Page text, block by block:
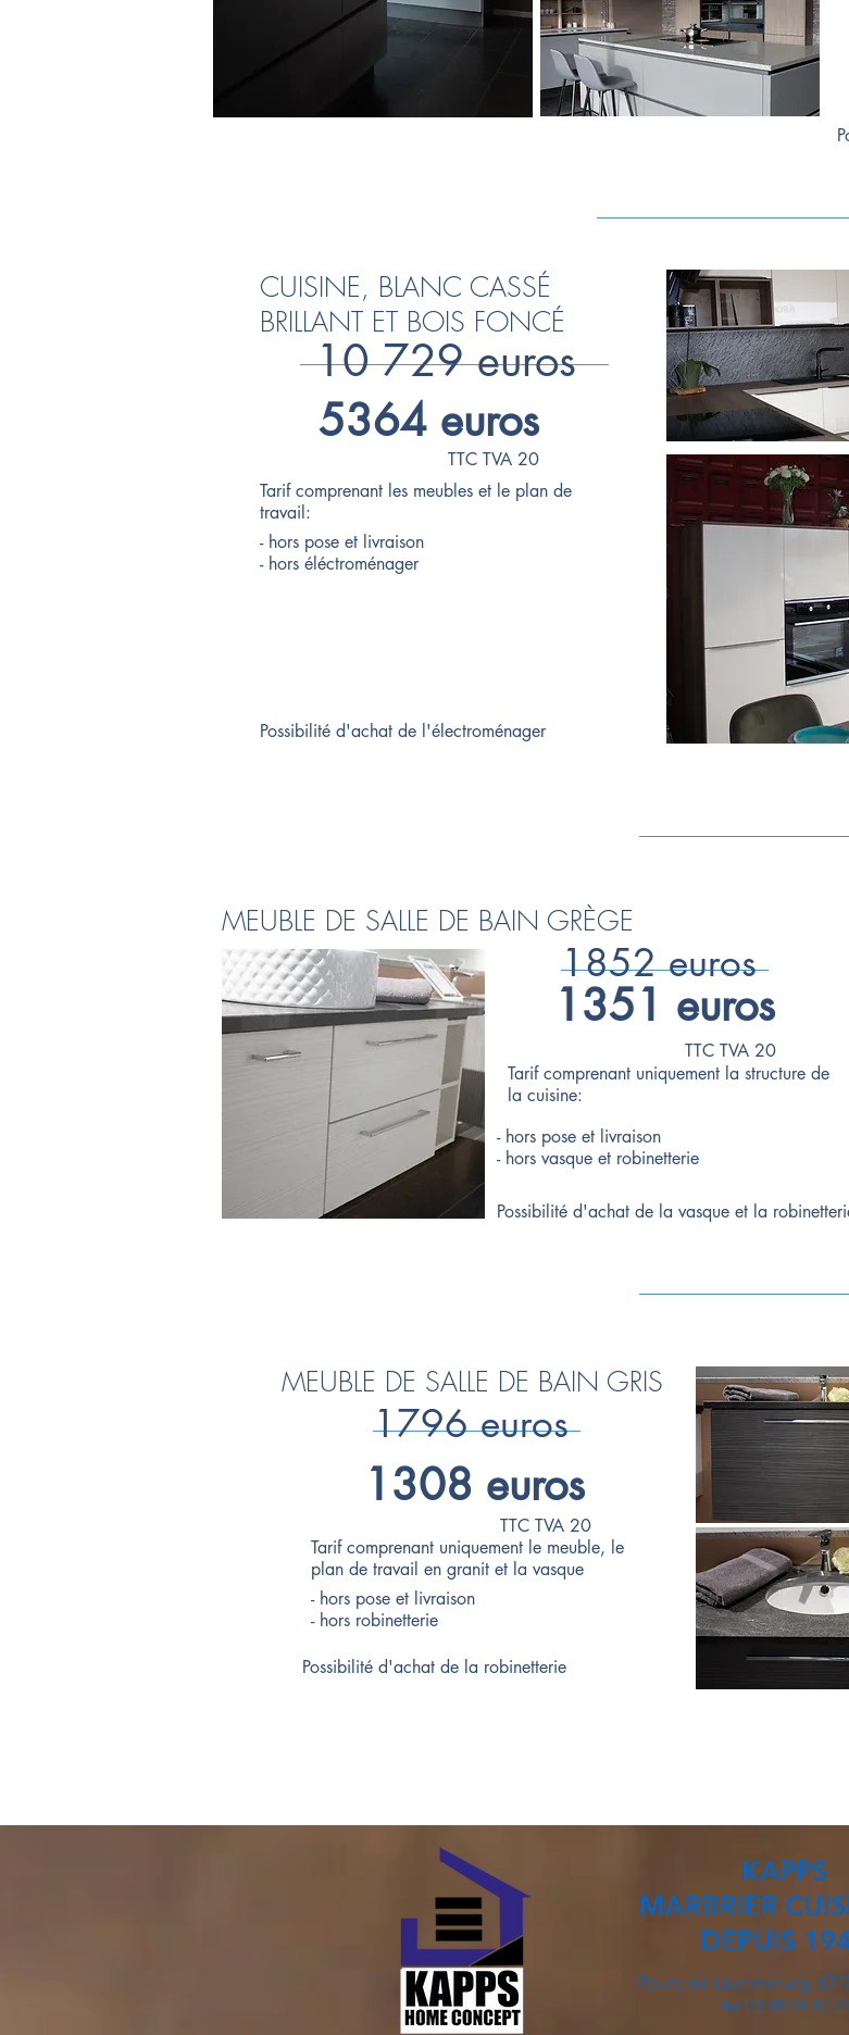
CUISINE, BLANC CASSÉ
BRILLANT ET BOIS FONCÉ
10 729 euros
5364 euros
TTC TVA 20
Tarif comprenant les meubles et le plan de
travail:
- hors pose et livraison
- hors éléctroménager
Possibilité d'achat de l'électroménager
MEUBLE DE SALLE DE BAIN GRÈGE
1351 euros
1852 euros
TTC TVA 20
Tarif comprenant uniquement la structure de
la cuisine:
- hors pose et livraison
- hors vasque et robinetterie
Possibilité d'achat de la vasque et la
MEUBLE DE SALLE DE BAIN GRIS
1796 euros
1308 euros
TTC TVA 20
Tarif comprenant uniquement le meuble, le
plan de travail en granit et la vasque
- hors pose et livraison
- hors robinetterie
Possibilité d'achat de la robinetterie
KAPPS
MARBRIER
DEPUIS
Route de Lauterbourg,
Tél 03 88 94 87 79